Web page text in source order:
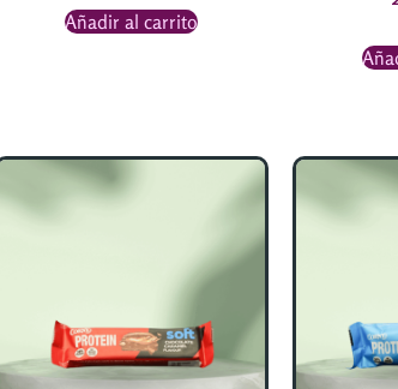
Añadir al carrito